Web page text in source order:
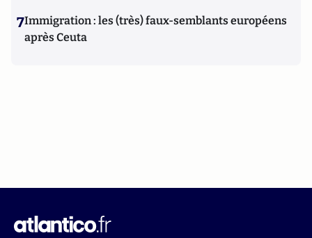
7Immigration : les (très) faux-semblants européens
après Ceuta